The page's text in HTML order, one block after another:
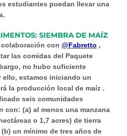
estudiantes puedan llevar una
SIEMBRA DE MAÍZ
con @Fabretto ,
las comidas del Paquete
no hubo suficiente
ello, estamos iniciando un
la producción local de maíz .
seis comunidades
con: (a) al menos una manzana
o 1,7 acres) de tierra
un mínimo de tres años de